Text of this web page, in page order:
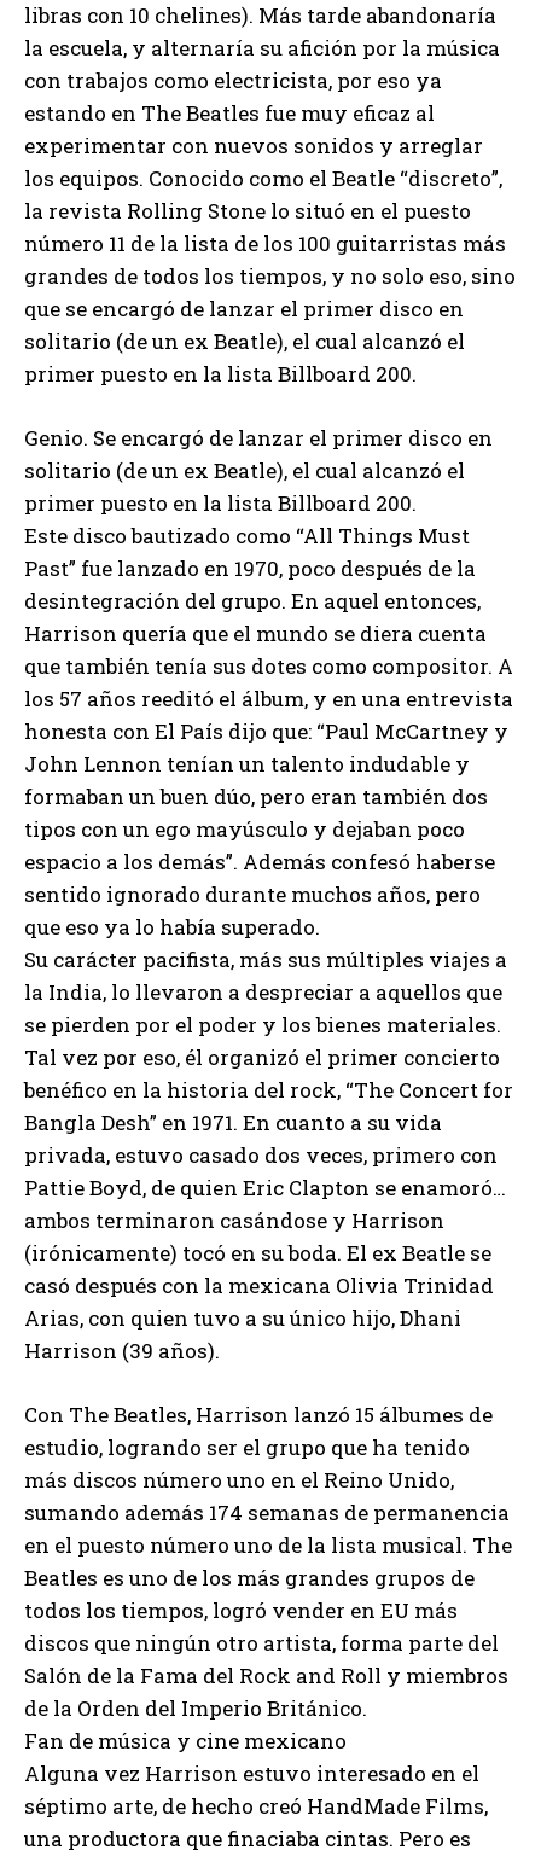
libras con 10 chelines). Más tarde abandonaría
la escuela, y alternaría su afición por la música
con trabajos como electricista, por eso ya
estando en The Beatles fue muy eficaz al
experimentar con nuevos sonidos y arreglar
los equipos. Conocido como el Beatle “discreto”,
la revista Rolling Stone lo situó en el puesto
número 11 de la lista de los 100 guitarristas más
grandes de todos los tiempos, y no solo eso, sino
que se encargó de lanzar el primer disco en
solitario (de un ex Beatle), el cual alcanzó el
primer puesto en la lista Billboard 200.
Genio. Se encargó de lanzar el primer disco en
solitario (de un ex Beatle), el cual alcanzó el
primer puesto en la lista Billboard 200.
Este disco bautizado como “All Things Must
Past” fue lanzado en 1970, poco después de la
desintegración del grupo. En aquel entonces,
Harrison quería que el mundo se diera cuenta
que también tenía sus dotes como compositor. A
los 57 años reeditó el álbum, y en una entrevista
honesta con El País dijo que: “Paul McCartney y
John Lennon tenían un talento indudable y
formaban un buen dúo, pero eran también dos
tipos con un ego mayúsculo y dejaban poco
espacio a los demás”. Además confesó haberse
sentido ignorado durante muchos años, pero
que eso ya lo había superado.
Su carácter pacifista, más sus múltiples viajes a
la India, lo llevaron a despreciar a aquellos que
se pierden por el poder y los bienes materiales.
Tal vez por eso, él organizó el primer concierto
benéfico en la historia del rock, “The Concert for
Bangla Desh” en 1971. En cuanto a su vida
privada, estuvo casado dos veces, primero con
Pattie Boyd, de quien Eric Clapton se enamoró…
ambos terminaron casándose y Harrison
(irónicamente) tocó en su boda. El ex Beatle se
casó después con la mexicana Olivia Trinidad
Arias, con quien tuvo a su único hijo, Dhani
Harrison (39 años).
Con The Beatles, Harrison lanzó 15 álbumes de
estudio, logrando ser el grupo que ha tenido
más discos número uno en el Reino Unido,
sumando además 174 semanas de permanencia
en el puesto número uno de la lista musical. The
Beatles es uno de los más grandes grupos de
todos los tiempos, logró vender en EU más
discos que ningún otro artista, forma parte del
Salón de la Fama del Rock and Roll y miembros
de la Orden del Imperio Británico.
Fan de música y cine mexicano
Alguna vez Harrison estuvo interesado en el
séptimo arte, de hecho creó HandMade Films,
una productora que finaciaba cintas. Pero es